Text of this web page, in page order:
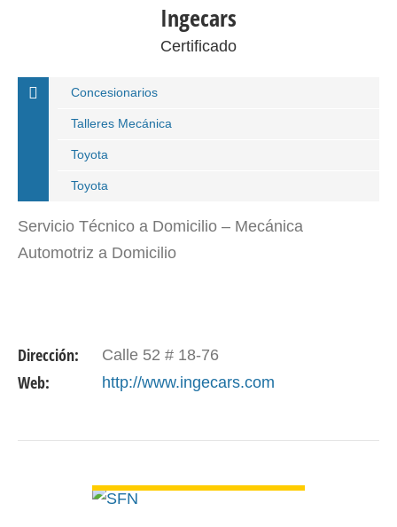
Ingecars
Certificado
Concesionarios
Talleres Mecánica
Toyota
Toyota
Servicio Técnico a Domicilio – Mecánica
Automotriz a Domicilio
Dirección: Calle 52 # 18-76
Web: http://www.ingecars.com